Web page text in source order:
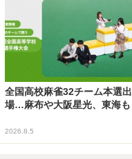
全国高校麻雀32チーム本選出
場…麻布や大阪星光、東海も
2026.8.5